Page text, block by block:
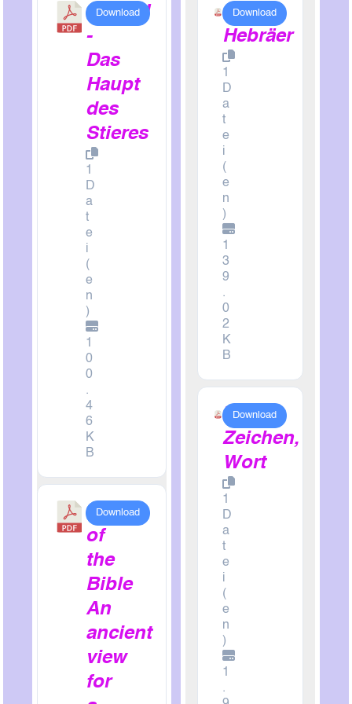
ALEPH
-
Das
Haupt
des
Stieres
1
D
a
t
e
i
(
e
n
)
1
0
0
.
4
6
K
B
Download
Roots
of
the
Bible
An
ancient
view
for
Download
Der
Hebräer
1
D
a
t
e
i
(
e
n
)
1
3
9
.
0
2
K
B
Download
Zahl,
Zeichen,
Wort
1
D
a
t
e
i
(
e
n
)
1
.
Download